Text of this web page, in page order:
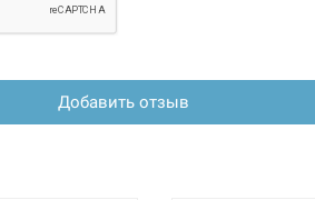
Добавить отзыв